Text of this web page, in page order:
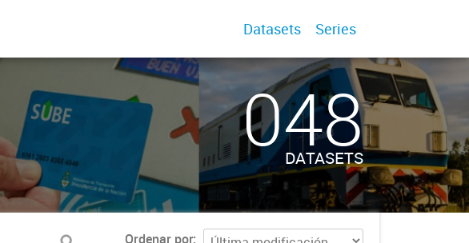
Datasets Series
048
DATASETS
Ordenar por